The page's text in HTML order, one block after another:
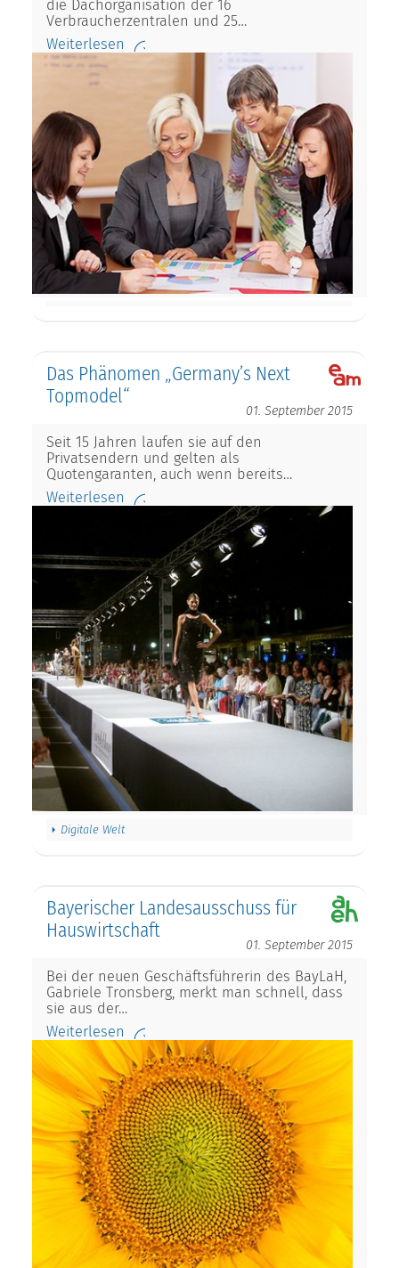
die Dachorganisation der 16
Verbraucherzentralen und 25…
Weiterlesen
Das Phänomen „Germany’s Next
Topmodel“
01. September 2015
Seit 15 Jahren laufen sie auf den
Privatsendern und gelten als
Quotengaranten, auch wenn bereits…
Weiterlesen
Digitale Welt
Bayerischer Landesausschuss für
Hauswirtschaft
01. September 2015
Bei der neuen Geschäftsführerin des BayLaH,
Gabriele Tronsberg, merkt man schnell, dass
sie aus der…
Weiterlesen